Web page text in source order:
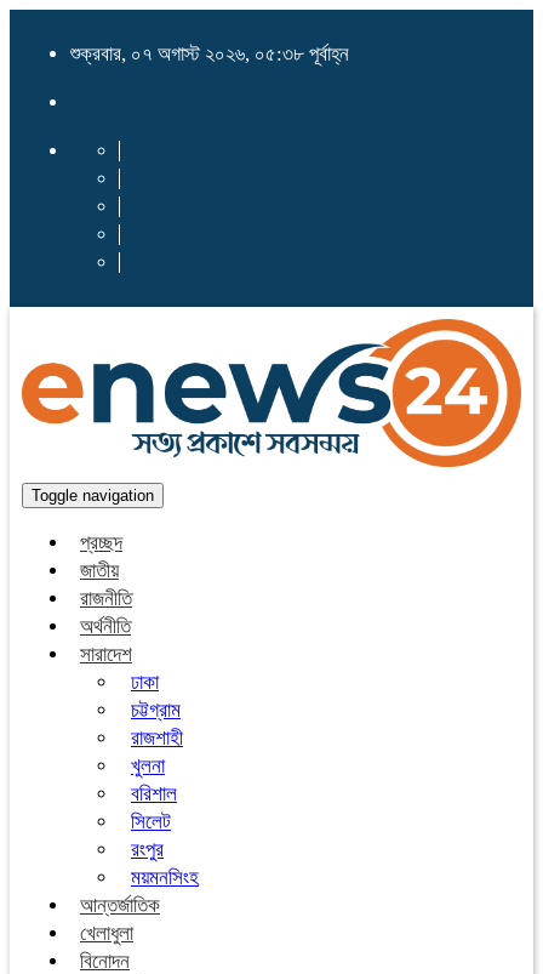
শুক্রবার, ০৭ অগাস্ট ২০২৬, ০৫:৩৮ পূর্বাহ্ন
Toggle navigation
প্রচ্ছদ
জাতীয়
রাজনীতি
অর্থনীতি
সারাদেশ
ঢাকা
চট্টগ্রাম
রাজশাহী
খুলনা
বরিশাল
সিলেট
রংপুর
ময়মনসিংহ
আন্তর্জাতিক
খেলাধুলা
বিনোদন